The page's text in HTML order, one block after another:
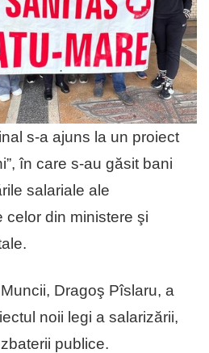
s-a ajuns la un proiect
în care s-au găsit bani
salariale ale
celor din ministere şi
Dragoş Pîslaru, a
noii legi a salarizării,
publice.